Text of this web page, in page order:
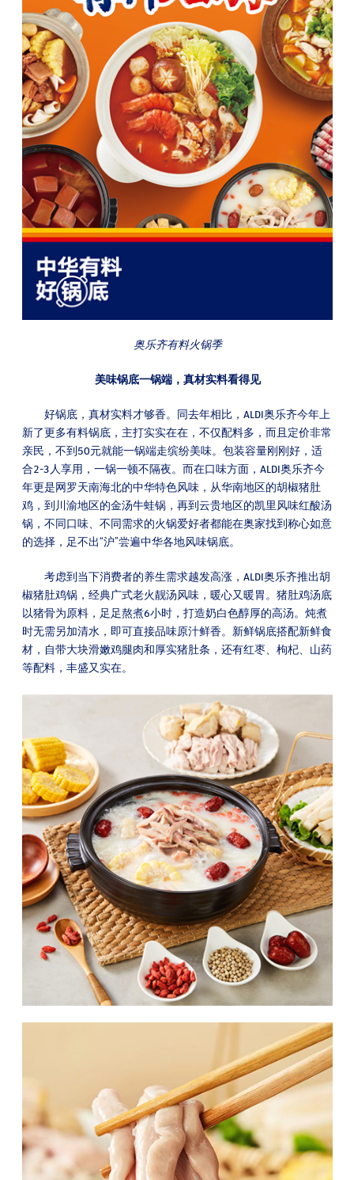
奥乐齐有料火锅季
美味锅底一锅端，真材实料看得见
好锅底，真材实料才够香。同去年相比，ALDI奥乐齐今年上
新了更多有料锅底，主打实实在在，不仅配料多，而且定价非常
亲民，不到50元就能一锅端走缤纷美味。包装容量刚刚好，适
合2-3人享用，一锅一顿不隔夜。而在口味方面，ALDI奥乐齐今
年更是网罗天南海北的中华特色风味，从华南地区的胡椒猪肚
鸡，到川渝地区的金汤牛蛙锅，再到云贵地区的凯里风味红酸汤
锅，不同口味、不同需求的火锅爱好者都能在奥家找到称心如意
的选择，足不出“沪”尝遍中华各地风味锅底。
考虑到当下消费者的养生需求越发高涨，ALDI奥乐齐推出胡
椒猪肚鸡锅，经典广式老火靓汤风味，暖心又暖胃。猪肚鸡汤底
以猪骨为原料，足足熬煮6小时，打造奶白色醇厚的高汤。炖煮
时无需另加清水，即可直接品味原汁鲜香。新鲜锅底搭配新鲜食
材，自带大块滑嫩鸡腿肉和厚实猪肚条，还有红枣、枸杞、山药
等配料，丰盛又实在。